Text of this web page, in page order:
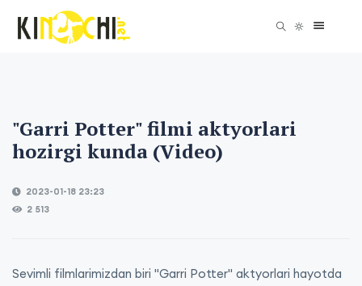
"Garri Potter" filmi aktyorlari
hozirgi kunda (Video)
2023-01-18 23:23
2 513
Sevimli filmlarimizdan biri "Garri Potter" aktyorlari hayotda